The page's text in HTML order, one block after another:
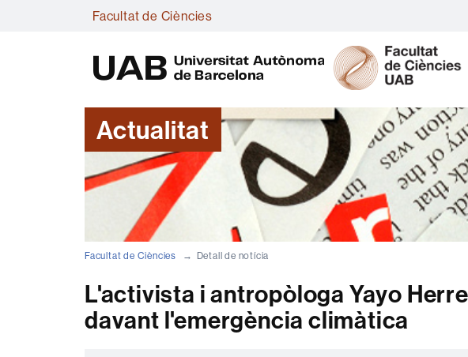
Facultat de Ciències
B
Actualitat
Facultat de Ciències Detall de notícia
L'activista i antropòloga Yayo
davant l'emergència climàtica